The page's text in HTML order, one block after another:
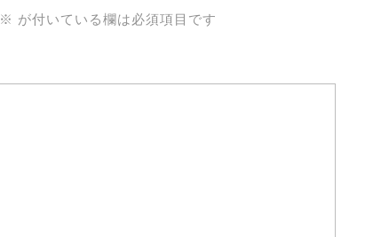
※ が付いている欄は必須項目です